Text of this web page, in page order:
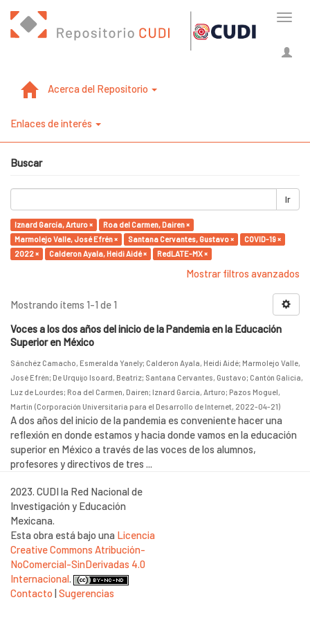
Acerca del Repositorio
Enlaces de interés
Buscar
Ir
Iznard García, Arturo ×
Roa del Carmen, Dairen ×
Marmolejo Valle, José Efrén ×
Santana Cervantes, Gustavo ×
COVID-19 ×
2022 ×
Calderon Ayala, Heidi Aidé × RedLATE-MX ×
Mostrar filtros avanzados
Mostrando ítems 1-1 de 1
Voces a los dos años del inicio de la Pandemia en la Educación
Superior en México
Sánchéz Camacho, Esmeralda Yanely; Calderon Ayala, Heidi Aidé; Marmolejo Valle,
José Efrén; De Urquijo Isoard, Beatriz; Santana Cervantes, Gustavo; Cantón Galicia,
Luz de Lourdes; Roa del Carmen, Dairen; Iznard García, Arturo; Pazos Moguel,
Martin (Corporación Universitaria para el Desarrollo de Internet, 2022-04-21)
A dos años del inicio de la pandemia es conveniente hacer una
reflexión en donde estamos y hacia donde vamos en la educación
superior en México a través de las voces de los alumnos,
profesores y directivos de tres ...
2023. CUDI la Red Nacional de
Investigación y Educación
Mexicana.
Esta obra está bajo una Licencia
Creative Commons Atribución-
NoComercial-SinDerivadas 4.0
Internacional.
Contacto |Sugerencias